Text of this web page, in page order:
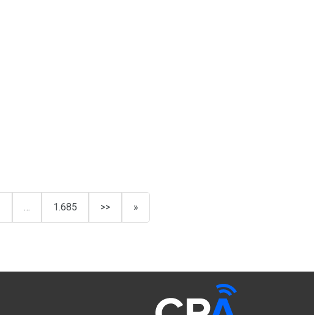
… 1.685 >> »